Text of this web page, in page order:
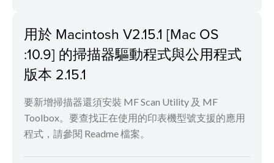
用於 Macintosh V2.15.1 [Mac OS
:10.9] 的掃描器驅動程式與公用程式
版本 2.15.1
要新增掃描器還須安裝 MF Scan Utility 及 MF
Toolbox。要查找正在使用的印表機型號支援的應用
程式，請參閱 Readme 檔案。